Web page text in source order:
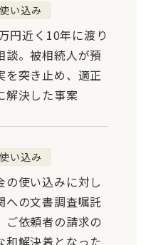
い込み
円近く10年に渡り
談。被相続人が預
を突き止め、適正
解決した事案
い込み
の使い込みに対し
への文書調査嘱託
ご依頼者の請求の
和解決着となった